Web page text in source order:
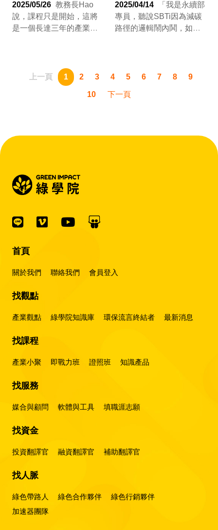
2025/05/26 教務長Hao
說，課程只是開始，這將
是一個長達三年的產業共
2025/04/14
「我是永續部
專員，聽說SBTi因為減碳
路徑的邏輯鬧內鬨，如果
能會害我被老闆罵。我們
設定比較務實的減碳路
上一頁 1 2 3 4 5 6 7 8 9
10 下一頁
首頁
關於我們 聯絡我們 會員登入
找觀點
產業觀點 綠學院知識庫 環保流言終結者 最新消息
找課程
產業小聚 即戰力班 證照班 知識產品
找服務
媒合與顧問 軟體與工具 填職涯志願
找資金
投資翻譯官 融資翻譯官 補助翻譯官
找人脈
綠色帶路人 綠色合作夥伴
綠色行銷夥伴
加速器團隊